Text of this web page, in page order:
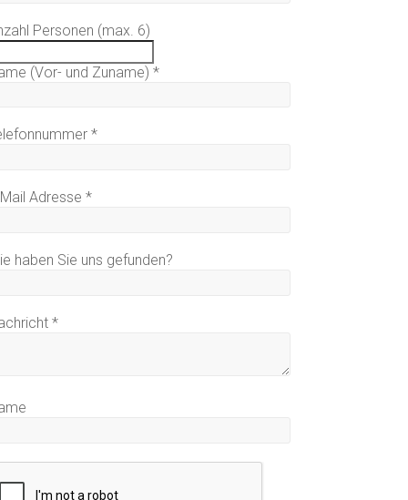
Personen (max. 6)
(Vor- und Zuname)*
*
Adresse*
haben Sie uns gefunden?
*